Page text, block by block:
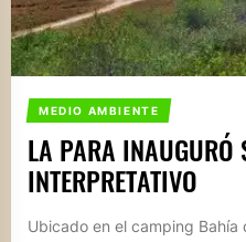
MEDIO AMBIENTE
LA PARA INAUGURÓ
INTERPRETATIVO
Ubicado en el camping Bahía